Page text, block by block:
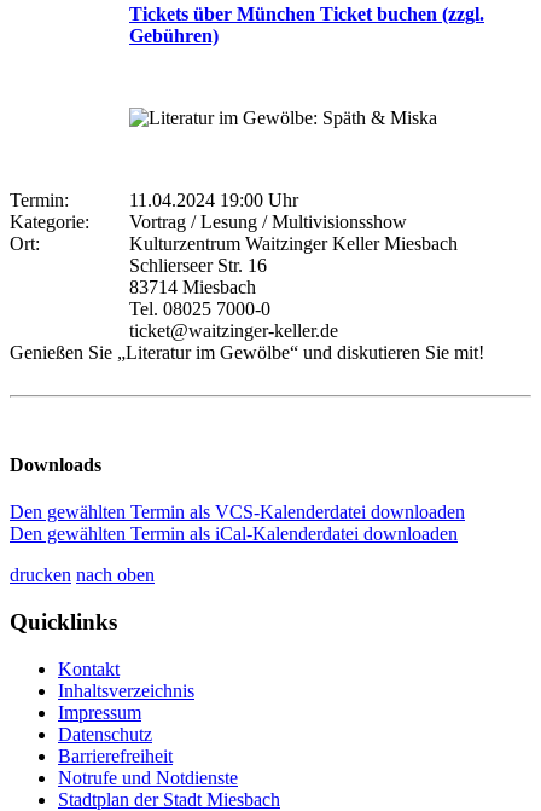
Tickets über München Ticket buchen (zzgl.
Gebühren)
Termin:
11.04.2024 19:00 Uhr
Kategorie:
Vortrag / Lesung / Multivisionsshow
Ort:
Kulturzentrum Waitzinger Keller Miesbach
Schlierseer Str. 16
83714 Miesbach
Tel. 08025 7000-0
ticket@waitzinger-keller.de
Genießen Sie „Literatur im Gewölbe“ und diskutieren Sie mit!
Downloads
Den gewählten Termin als VCS-Kalenderdatei downloaden
Den gewählten Termin als iCal-Kalenderdatei downloaden
drucken nach oben
Quicklinks
Kontakt
Inhaltsverzeichnis
Impressum
Datenschutz
Barrierefreiheit
Notrufe und Notdienste
Stadtplan der Stadt Miesbach